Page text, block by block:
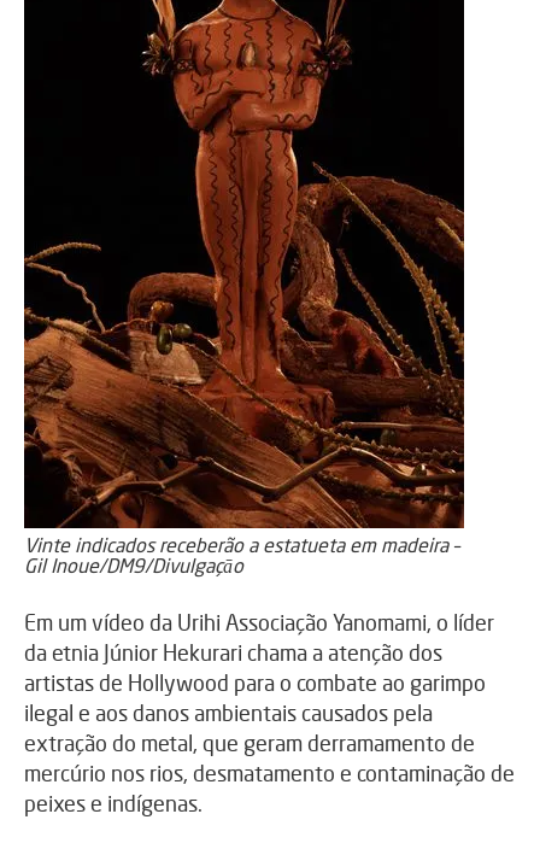
Vinte indicados receberão a estatueta em madeira –
Gil Inoue/DM9/Divulgaçāo
Em um vídeo da Urihi Associação Yanomami, o líder
da etnia Júnior Hekurari chama a atenção dos
artistas de Hollywood para o combate ao garimpo
ilegal e aos danos ambientais causados pela
extração do metal, que geram derramamento de
mercúrio nos rios, desmatamento e contaminação de
peixes e indígenas.